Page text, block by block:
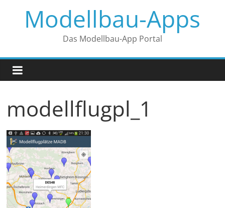
springenModellbau-Apps
Das Modellbau-App Portal
modellflugpl_1